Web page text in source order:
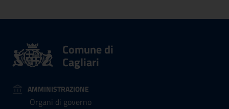
Comune di
Cagliari
AMMINISTRAZIONE
Organi di governo